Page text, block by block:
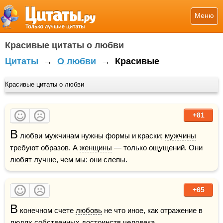
Меню
Красивые цитаты о любви
Цитаты → О любви → Красивые
Красивые цитаты о любви
+81
В любви мужчинам нужны формы и краски; мужчины
требуют образов. А женщины
любят лучше, чем мы: они слепы.
+65
В конечном счете любовь не что иное, как отражение в